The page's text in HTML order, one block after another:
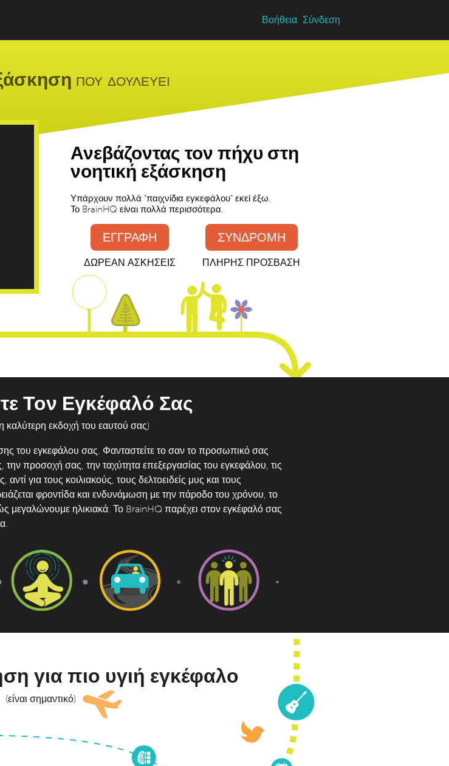
Βοήθεια Σύνδεση
που δουλευει
Ανεβάζοντας τον πήχυ στη
νοητική εξάσκηση
Υπάρχουν πολλά "παιχνίδια εγκεφάλου" εκεί έξω.
Το BrainHQ είναι πολλά περισσότερα.
ΕΓΓΡΑΦΗ
ΔΩΡΕΑΝ ΑΣΚΗΣΕΙΣ
ΣΥΝΔΡΟΜΗ
ΠΛΗΡΗΣ ΠΡΟΣΒΑΣΗ
Τον Εγκέφαλό Σας
καλύτερη εκδοχή του εαυτού σας)
του εγκεφάλου σας. Φανταστείτε το σαν το προσωπικό σας
προσοχή σας, την ταχύτητα επεξεργασίας του εγκεφάλου, τις
για τους κοιλιακούς, τους δελτοειδείς μυς και τους
φροντίδα και ενδυνάμωση με την πάροδο του χρόνου, το
μεγαλώνουμε ηλικιακά. Το BrainHQ παρέχει στον εγκέφαλό σας
για πιο υγιή εγκέφαλο
(είναι σημαντικό)